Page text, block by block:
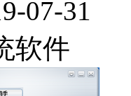
07-31
软件